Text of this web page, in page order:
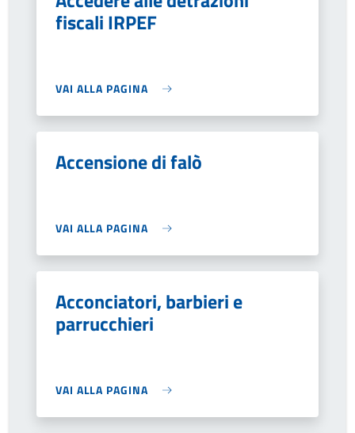
fiscali IRPEF
VAI ALLA PAGINA
Accensione di falò
VAI ALLA PAGINA
Acconciatori, barbieri e
parrucchieri
VAI ALLA PAGINA